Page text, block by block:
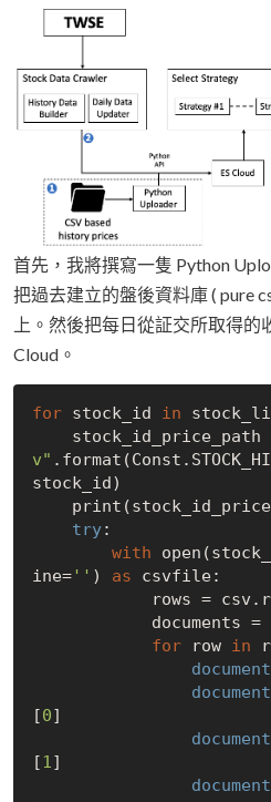
首先，我將撰寫一隻 Python
把過去建立的盤後資料庫 ( pure
上。然後把每日從証交所取得的
Cloud。
for stock_id in
stock_id_price_path
v"
stock_id)
try:
with
ine='' ) as csvfile:
for row in
document
document
[0]
document
[1]
document